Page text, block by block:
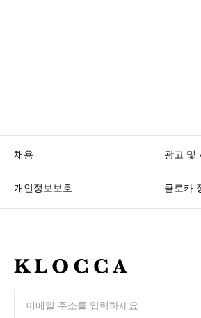
채용 광고 및
개인정보보호 클로카
K